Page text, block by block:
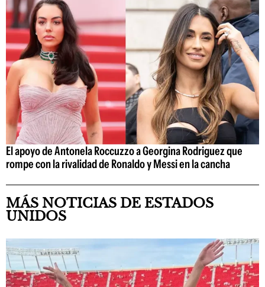
El apoyo de Antonela Roccuzzo a Georgina Rodriguez que
rompe con la rivalidad de Ronaldo y Messi en la cancha
MÁS NOTICIAS DE ESTADOS
UNIDOS